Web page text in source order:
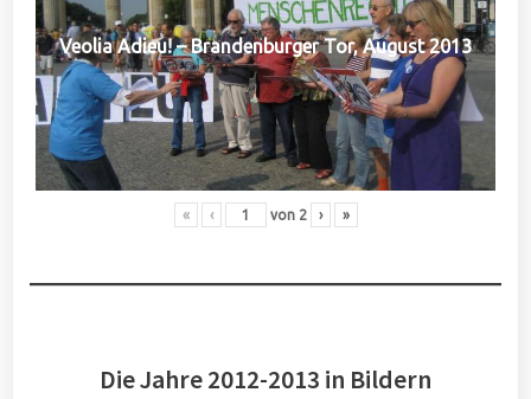
Veolia Adieu! – Brandenburger Tor, August 2013
« ‹ von 2 › »
Die Jahre 2012-2013 in Bildern